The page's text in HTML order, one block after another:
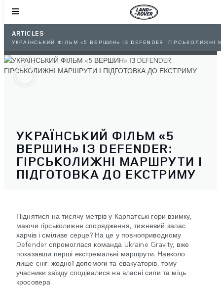
ARTICLES
УКРАЇНСЬКИЙ ФІЛЬМ «5 ВЕРШИН» ІЗ DEFENDER: ГІРСЬКОЛИЖНІ
УКРАЇНСЬКИЙ ФІЛЬМ «5
ВЕРШИН» ІЗ DEFENDER:
ГІРСЬКОЛИЖНІ МАРШРУТИ І
ПІДГОТОВКА ДО ЕКСТРИМУ
Піднятися на тисячу метрів у Карпатські гори взимку,
маючи гірськолижне спорядження, тижневий запас
харчів і сміливе серце? На це у повноприводному
Defender спромоглася команда Ukraine Gravity, вже
показавши перші екстремальні маршрути. Навколо
лише сніг: жодної допомоги та евакуаторів, тому
учасники заїзду сподівалися на власні сили та міць
кросовера.